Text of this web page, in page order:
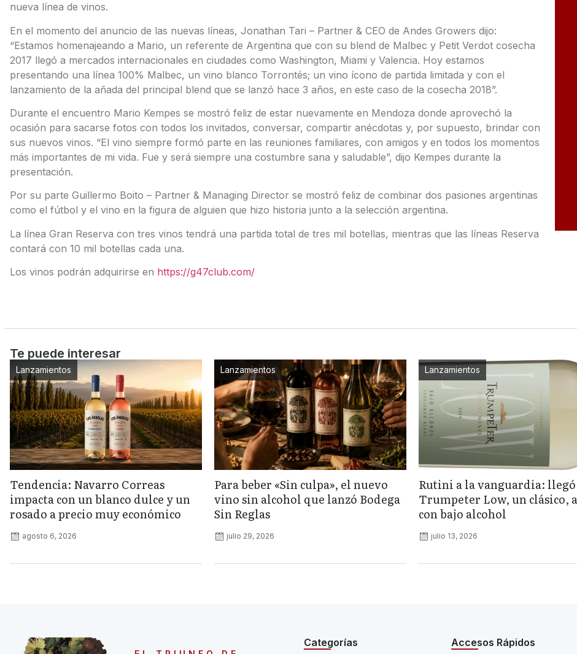
nueva línea de vinos.
En el momento del anuncio de las nuevas líneas, Jonathan Tari – Partner & CEO de Andes Growers dijo:
“Estamos homenajeando a Mario, un referente de Argentina que con su blend de Malbec y Petit Verdot cosecha
2017 llegó a mercados internacionales en ciudades como Washington, Miami y Valencia. Hoy estamos
presentando una línea 100% Malbec, un vino blanco Torrontés; un vino ícono de partida limitada y con el
lanzamiento de la añada del principal blend que se lanzó hace 3 años, en este caso de la cosecha 2018”.
Durante el encuentro Mario Kempes se mostró feliz de estar nuevamente en Mendoza donde aprovechó la
ocasión para sacarse fotos con todos los invitados, conversar, compartir anécdotas y, por supuesto, brindar con
sus nuevos vinos. “El vino siempre formó parte en las reuniones familiares, con amigos y en todos los momentos
más importantes de mi vida. Fue y será siempre una costumbre sana y saludable”, dijo Kempes durante la
presentación.
Por su parte Guillermo Boito – Partner & Managing Director se mostró feliz de combinar dos pasiones argentinas
como el fútbol y el vino en la figura de alguien que hizo historia junto a la selección argentina.
La línea Gran Reserva con tres vinos tendrá una partida total de tres mil botellas, mientras que las líneas Reserva
contará con 10 mil botellas cada una.
Los vinos podrán adquirirse en https://g47club.com/
Te puede interesar
Lanzamientos
Tendencia: Navarro Correas
impacta con un blanco dulce y un
rosado a precio muy económico
agosto 6, 2026
Lanzamientos
Para beber «Sin culpa», el nuevo
vino sin alcohol que lanzó Bodega
Sin Reglas
julio 29, 2026
Lanzamientos
Rutini a la vanguardia: llegó
Trumpeter Low, un clásico,
con bajo alcohol
julio 13, 2026
Categorías
Accesos Rápidos